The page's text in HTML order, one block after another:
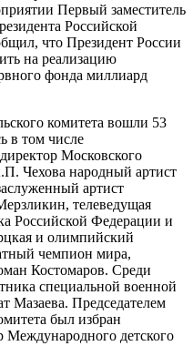
Первый заместитель
Российской
что Президент России
на реализацию
фонда миллиард
комитета вошли 53
в том числе
Московского
Чехова народный артист
артист
телеведущая
Российской Федерации и
и олимпийский
чемпион мира,
Костомаров. Среди
специальной военной
Мазаева. Председателем
был избран
Международного детского